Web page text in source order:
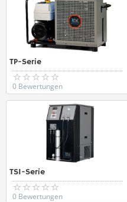
TP-Serie
0 Bewertungen
TSI-Serie
0 Bewertungen